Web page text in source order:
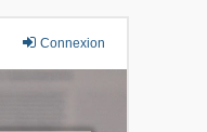
Connexion